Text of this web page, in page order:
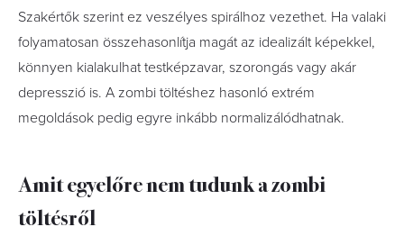
Szakértők szerint ez veszélyes spirálhoz vezethet. Ha valaki
folyamatosan összehasonlítja magát az idealizált képekkel,
könnyen kialakulhat testképzavar, szorongás vagy akár
depresszió is. A zombi töltéshez hasonló extrém
megoldások pedig egyre inkább normalizálódhatnak.
Amit egyelőre nem tudunk a zombi
töltésről